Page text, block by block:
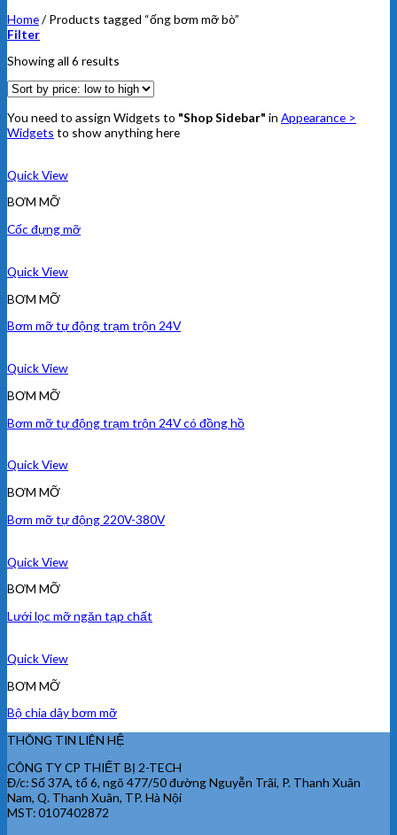
Home/ Products tagged “ống bơm mỡ bò”
Filter
Showing all 6 results
You need to assign Widgets to "Shop Sidebar" in Appearance >
Widgets to show anything here
Quick View
BƠM MỠ
Cốc đựng mỡ
Quick View
BƠM MỠ
Bơm mỡ tự động trạm trộn 24V
Quick View
BƠM MỠ
Bơm mỡ tự động trạm trộn 24V có đồng hồ
Quick View
BƠM MỠ
Bơm mỡ tự động 220V-380V
Quick View
BƠM MỠ
Lưới lọc mỡ ngăn tạp chất
Quick View
BƠM MỠ
Bộ chia dây bơm mỡ
THÔNG TIN LIÊN HỆ
CÔNG TY CP THIẾT BỊ 2-TECH
Đ/c: Số 37A, tổ 6, ngõ 477/50 đường Nguyễn Trãi, P. Thanh Xuân
Nam, Q. Thanh Xuân, TP. Hà Nội
MST: 0107402872